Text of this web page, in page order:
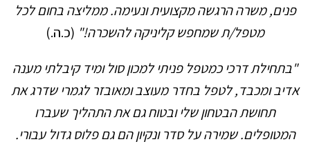
פנים, משרה הרגשה מקצועית ונעימה. ממליצה בחום לכל
מטפל/ת שמחפש קליניקה להשכרה!" (כ.ה.)
"בתחילת דרכי כמטפל פניתי למכון סול ומיד קיבלתי מענה
אדיב ומכבד, לטפל בחדר מעוצב ומאובזר לגמרי שדרג את
תחושת הבטחון שלי ובטוח גם את התהליך שעברו
המטופלים. שמירה על סדר ונקיון הם גם פלוס גדול עבורי.